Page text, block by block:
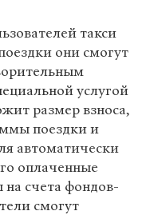
такси
они смогут
услугой
размер взноса,
поездки и
автоматически
оплаченные
счета фондов-
смогут